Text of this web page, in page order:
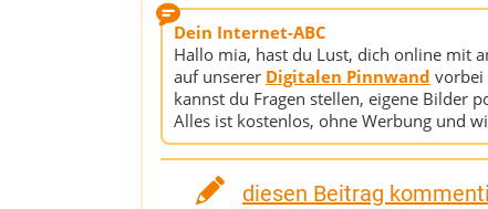
Dein Internet-ABC
Hallo mia, hast du Lust, dich online mit
auf unserer Digitalen Pinnwand vorbei
kannst du Fragen stellen, eigene Bilder
Alles ist kostenlos, ohne Werbung und
diesen Beitrag